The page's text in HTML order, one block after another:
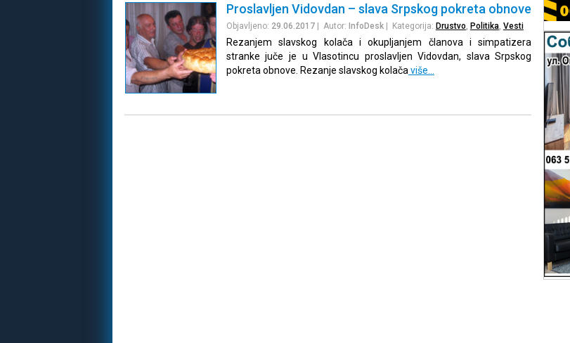
Proslavljen Vidovdan – slava Srpskog pokreta obnove
Objavljeno: 29.06.2017| Autor: InfoDesk| Kategorija: Drustvo, Politika, Vesti
Rezanjem slavskog kolača i okupljanjem članova i simpatizera
stranke juče je u Vlasotincu proslavljen Vidovdan, slava Srpskog
pokreta obnove. Rezanje slavskog kolača više…